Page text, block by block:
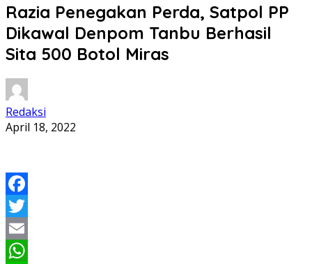
Razia Penegakan Perda, Satpol PP
Dikawal Denpom Tanbu Berhasil
Sita 500 Botol Miras
Redaksi
April 18, 2022
Facebook
Twitter
Email